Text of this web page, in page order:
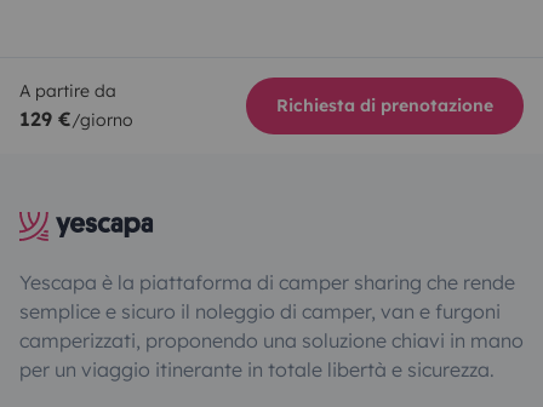
A partire da
129 €/giorno
Richiesta di prenotazione
Yescapa è la piattaforma di camper sharing che rende
semplice e sicuro il noleggio di camper, van e furgoni
camperizzati, proponendo una soluzione chiavi in mano
per un viaggio itinerante in totale libertà e sicurezza.